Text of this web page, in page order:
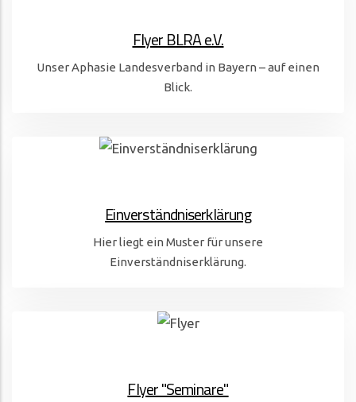
Flyer BLRA e.V.
Unser Aphasie Landesverband in Bayern – auf einen
Blick.
Einverständniserklärung
Hier liegt ein Muster für unsere
Einverständniserklärung.
Flyer "Seminare"